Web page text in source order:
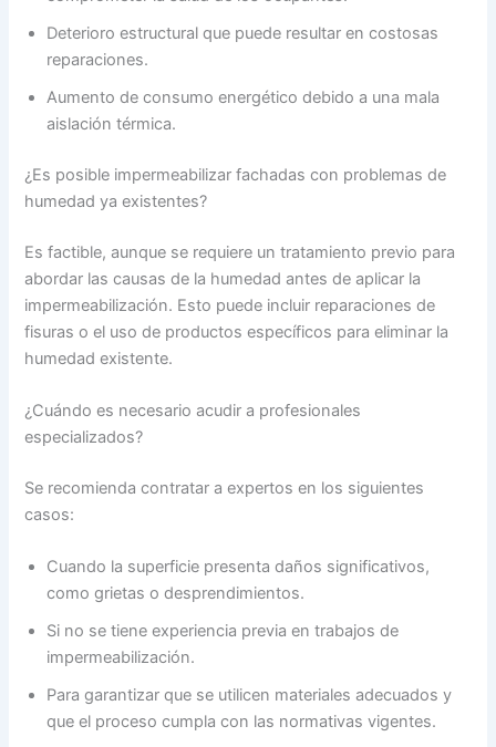
Deterioro estructural que puede resultar en costosas
reparaciones.
Aumento de consumo energético debido a una mala
aislación térmica.
¿Es posible impermeabilizar fachadas con problemas de
humedad ya existentes?
Es factible, aunque se requiere un tratamiento previo para
abordar las causas de la humedad antes de aplicar la
impermeabilización. Esto puede incluir reparaciones de
fisuras o el uso de productos específicos para eliminar la
humedad existente.
¿Cuándo es necesario acudir a profesionales
especializados?
Se recomienda contratar a expertos en los siguientes
casos:
Cuando la superficie presenta daños significativos,
como grietas o desprendimientos.
Si no se tiene experiencia previa en trabajos de
impermeabilización.
Para garantizar que se utilicen materiales adecuados y
que el proceso cumpla con las normativas vigentes.